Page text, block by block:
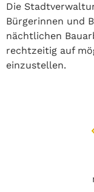
Die
Bürgerinnen und
nächtlichen
rechtzeitig auf
einzustellen.